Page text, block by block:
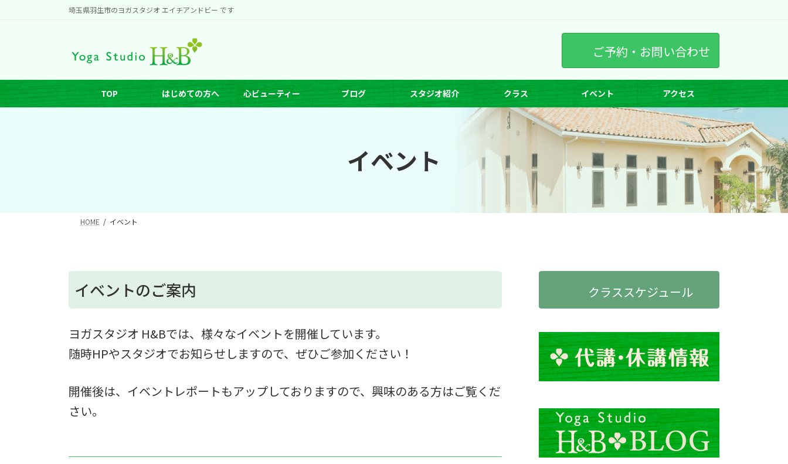
ツ
へ
ス
シ
ョ
ン
埼玉県羽生市のヨガスタジオ エイチアンドビー です
ご予約・お問い合わせ
TOP はじめての方へ 心ビューティー ブログ スタジオ紹介 クラス イベント アクセス
イベント
HOME イベント
イベントのご案内
ヨガスタジオ H&Bでは、様々なイベントを開催しています。
随時HPやスタジオでお知らせしますので、ぜひご参加ください！
開催後は、イベントレポートもアップしておりますので、興味のある方はご覧くだ
さい。
クラススケジュール